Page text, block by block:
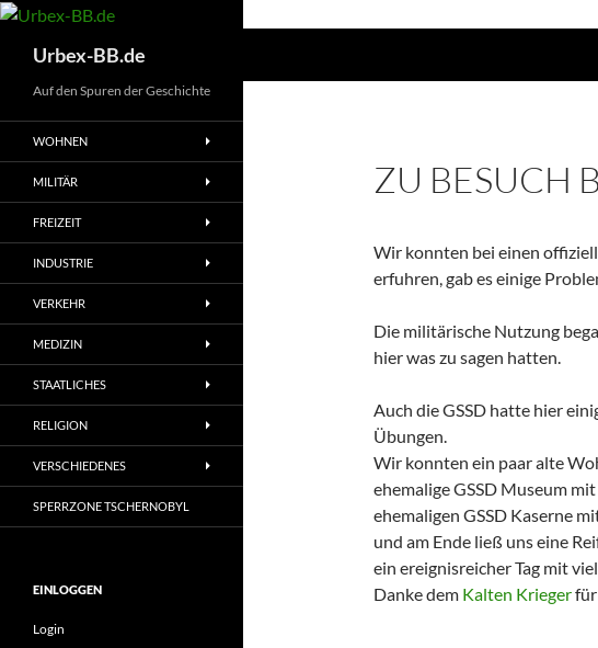
Urbex-BB.de
ZU BESUCH
Wir konnten bei einen
erfuhren, gab es einige
Die militärische Nutzung
hier was zu sagen hatten.
Auch die GSSD hatte hier
Übungen.
Wir konnten ein paar alte
ehemalige GSSD Museum
ehemaligen GSSD Kaserne
und am Ende ließ uns eine
ein ereignisreicher Tag mit
Danke dem Kalten Krieger
Auf den Spuren der Geschichte
WOHNEN
MILITÄR
FREIZEIT
INDUSTRIE
VERKEHR
MEDIZIN
STAATLICHES
RELIGION
VERSCHIEDENES
SPERRZONE TSCHERNOBYL
EINLOGGEN
Login